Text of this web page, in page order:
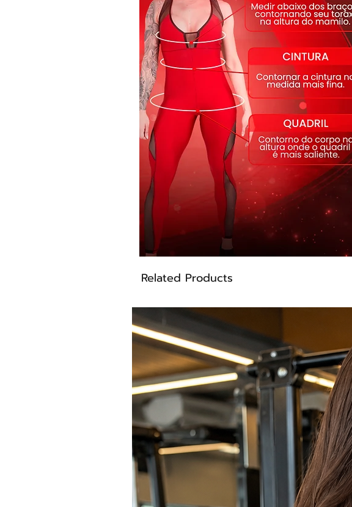
Tecido: Fluite possui forro
Composição: 85% Poliamida / 15% Elastano
Tamamnho: P e M
estampa Floral
Modelo: TG102
ATENÇÃO: Venda somente da parte de baixo do biquini
Related Products